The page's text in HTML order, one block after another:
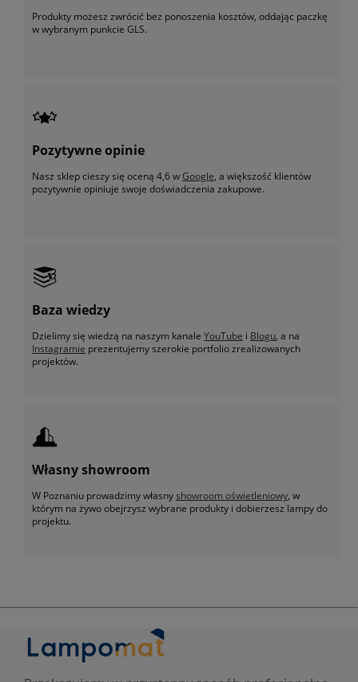
Produkty możesz zwrócić bez ponoszenia kosztów, oddając paczkę
w wybranym punkcie GLS.
Pozytywne opinie
Nasz sklep cieszy się oceną 4,6 wGoogle, a większość klientów
pozytywnie opiniuje swoje doświadczenia zakupowe.
Baza wiedzy
Dzielimy się wiedzą na naszym kanale YouTube i Blogu, a na
Instagramie prezentujemy szerokie portfolio zrealizowanych
projektów.
Własny showroom
W Poznaniu prowadzimy własnyshowroom oświetleniowy, w
którym na żywo obejrzysz wybrane produkty i dobierzesz lampy do
projektu.